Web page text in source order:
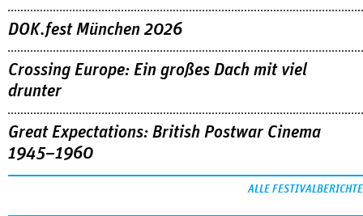
DOK.fest München 2026
Crossing Europe: Ein großes Dach mit viel
drunter
Great Expectations: British Postwar Cinema
1945–1960
ALLE FESTIVALBERICHTE